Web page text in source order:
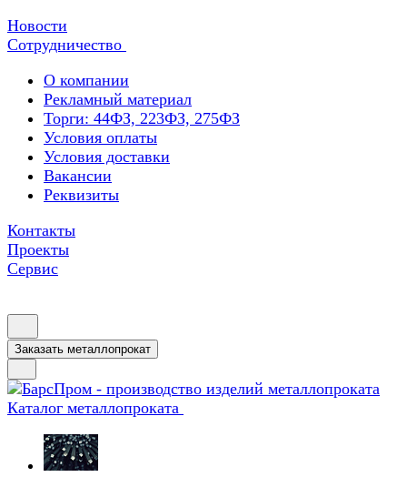
Новости
Сотрудничество
О компании
Рекламный материал
Торги: 44ФЗ, 223ФЗ, 275ФЗ
Условия оплаты
Условия доставки
Вакансии
Реквизиты
Контакты
Проекты
Сервис
Заказать металлопрокат
Каталог металлопроката